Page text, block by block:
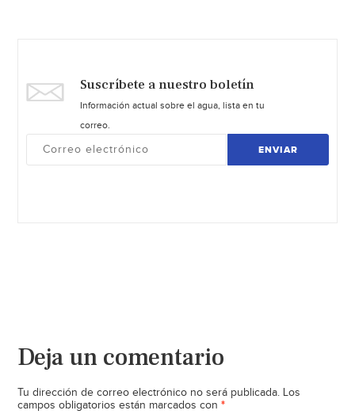
Suscríbete a nuestro boletín
Información actual sobre el agua, lista en tu
correo.
ENVIAR
Deja un comentario
Tu dirección de correo electrónico no será publicada. Los
campos obligatorios están marcados con *